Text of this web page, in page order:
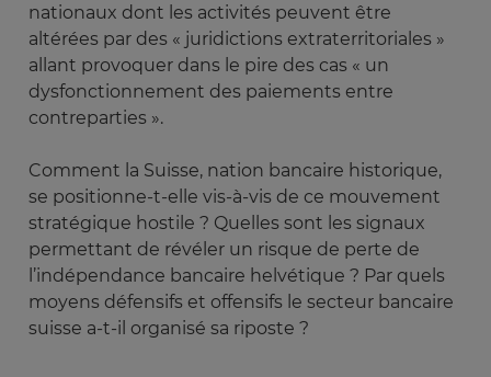
nationaux dont les activités peuvent être
altérées par des « juridictions extraterritoriales »
allant provoquer dans le pire des cas « un
dysfonctionnement des paiements entre
contreparties ».
Comment la Suisse, nation bancaire historique,
se positionne-t-elle vis-à-vis de ce mouvement
stratégique hostile ? Quelles sont les signaux
permettant de révéler un risque de perte de
l’indépendance bancaire helvétique ? Par quels
moyens défensifs et offensifs le secteur bancaire
suisse a-t-il organisé sa riposte ?